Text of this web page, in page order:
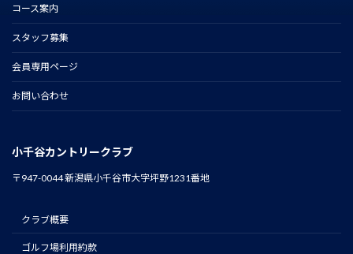
コース案内
スタッフ募集
会員専用ページ
お問い合わせ
小千谷カントリークラブ
〒947-0044 新潟県小千谷市大字坪野1231番地
クラブ概要
ゴルフ場利用約款